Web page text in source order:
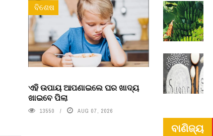
ବିଶେଷ
ଏହି ଉପାୟ ଆପଣାଇଲେ ଘର ଖାଦ୍ୟ
ଖାଇବେ ପିଲା
13550 AUG 07, 2026
ବାଣିଜ୍ୟ